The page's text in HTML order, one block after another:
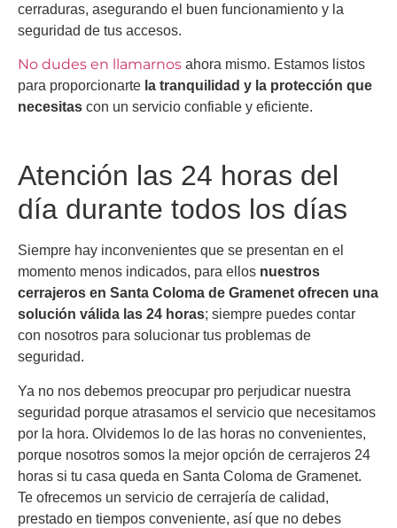
cerraduras, asegurando el buen funcionamiento y la
seguridad de tus accesos.
No dudes en llamarnos ahora mismo. Estamos listos
para proporcionarte la tranquilidad y la protección que
necesitas con un servicio confiable y eficiente.
Atención las 24 horas del
día durante todos los días
Siempre hay inconvenientes que se presentan en el
momento menos indicados, para ellos nuestros
cerrajeros en Santa Coloma de Gramenet ofrecen una
solución válida las 24 horas; siempre puedes contar
con nosotros para solucionar tus problemas de
seguridad.
Ya no nos debemos preocupar pro perjudicar nuestra
seguridad porque atrasamos el servicio que necesitamos
por la hora. Olvidemos lo de las horas no convenientes,
porque nosotros somos la mejor opción de cerrajeros 24
horas si tu casa queda en Santa Coloma de Gramenet.
Te ofrecemos un servicio de cerrajería de calidad,
prestado en tiempos conveniente, así que no debes